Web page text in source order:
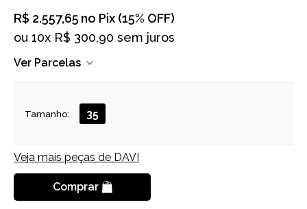
R$ 2.557,65 no Pix (15% OFF)
ou 10x R$ 300,90 sem juros
Ver Parcelas
Tamanho: 35
Veja mais peças de DAVI
Comprar